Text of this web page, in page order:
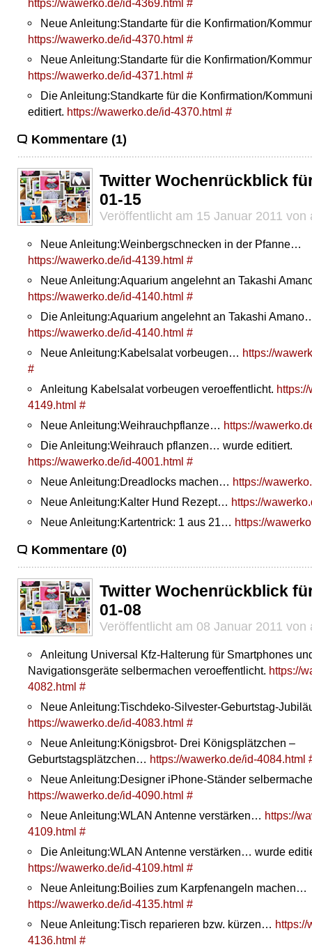
https://wawerko.de/id-4369.html #
Neue Anleitung:Standarte für die Konfirmation/
https://wawerko.de/id-4370.html #
Neue Anleitung:Standarte für die Konfirmation/
https://wawerko.de/id-4371.html #
Die Anleitung:Standkarte für die Konfirmation/
editiert. https://wawerko.de/id-4370.html #
Kommentare (1)
Twitter Wochenrückblick
01-15
Veröffentlicht am 15 Januar 2011 von
Neue Anleitung:Weinbergschnecken in der Pfanne…
https://wawerko.de/id-4139.html #
Neue Anleitung:Aquarium angelehnt an Takashi
https://wawerko.de/id-4140.html #
Die Anleitung:Aquarium angelehnt an Takashi
https://wawerko.de/id-4140.html #
Neue Anleitung:Kabelsalat vorbeugen… https://
#
Anleitung Kabelsalat vorbeugen veroeffentlicht.
4149.html #
Neue Anleitung:Weihrauchpflanze… https://
Die Anleitung:Weihrauch pflanzen… wurde editiert.
https://wawerko.de/id-4001.html #
Neue Anleitung:Dreadlocks machen… https://
Neue Anleitung:Kalter Hund Rezept… https://
Neue Anleitung:Kartentrick: 1 aus 21… https://
Kommentare (0)
Twitter Wochenrückblick
01-08
Veröffentlicht am 08 Januar 2011 von
Anleitung Universal Kfz-Halterung für Smartphones
Navigationsgeräte selbermachen veroeffentlicht. https://
4082.html #
Neue Anleitung:Tischdeko-Silvester-Geburtstag-
https://wawerko.de/id-4083.html #
Neue Anleitung:Königsbrot- Drei Königsplätzchen –
Geburtstagsplätzchen… https://wawerko.de/id-4084.html
Neue Anleitung:Designer iPhone-Ständer
https://wawerko.de/id-4090.html #
Neue Anleitung:WLAN Antenne verstärken… https://
4109.html #
Die Anleitung:WLAN Antenne verstärken… wurde
https://wawerko.de/id-4109.html #
Neue Anleitung:Boilies zum Karpfenangeln machen…
https://wawerko.de/id-4135.html #
Neue Anleitung:Tisch reparieren bzw. kürzen… https://
4136.html #